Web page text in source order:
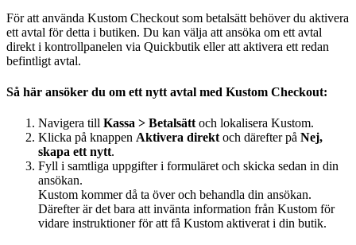
För att använda Kustom Checkout som betalsätt behöver du aktivera
ett avtal för detta i butiken. Du kan välja att ansöka om ett avtal
direkt i kontrollpanelen via Quickbutik eller att aktivera ett redan
befintligt avtal.
Så här ansöker du om ett nytt avtal med Kustom Checkout:
Navigera till Kassa > Betalsättoch lokalisera Kustom.
Klicka på knappen Aktivera direktoch därefter på Nej,
skapa ett nytt.
Fyll i samtliga uppgifter i formuläret och skicka sedan in din
ansökan.
Kustom kommer då ta över och behandla din ansökan.
Därefter är det bara att invänta information från Kustom för
vidare instruktioner för att få Kustom aktiverat i din butik.